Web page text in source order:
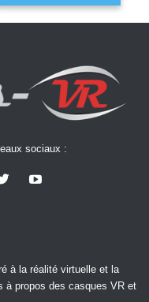
sociaux :
à la réalité virtuelle et la
à propos des casques VR et